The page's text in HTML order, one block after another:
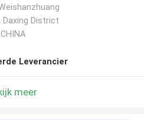
Daxing District
Leverancier
meer